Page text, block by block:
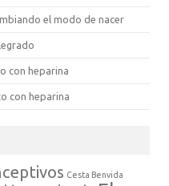
el modo de nacer
con heparina
con heparina
Cesta Benvida